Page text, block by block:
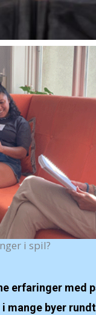
i spil?
erfaringer med
mange byer